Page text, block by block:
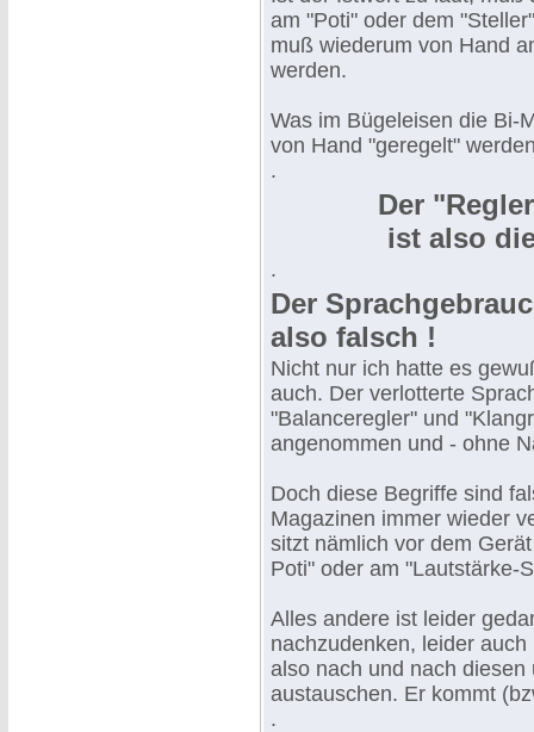
am "Poti" oder dem
muß wiederum von Hand
werden.
Was im Bügeleisen die Bi-
von Hand "geregelt"
.
Der
ist also
.
Der
also falsch !
Nicht nur ich hatte es
auch. Der verlotterte
"Balanceregler" und
angenommen und - ohne
Doch diese Begriffe sind
Magazinen immer wieder
sitzt nämlich vor dem
Poti" oder am "Lautstärke-
Alles andere ist leider
nachzudenken, leider
also nach und nach
austauschen. Er kommt
.